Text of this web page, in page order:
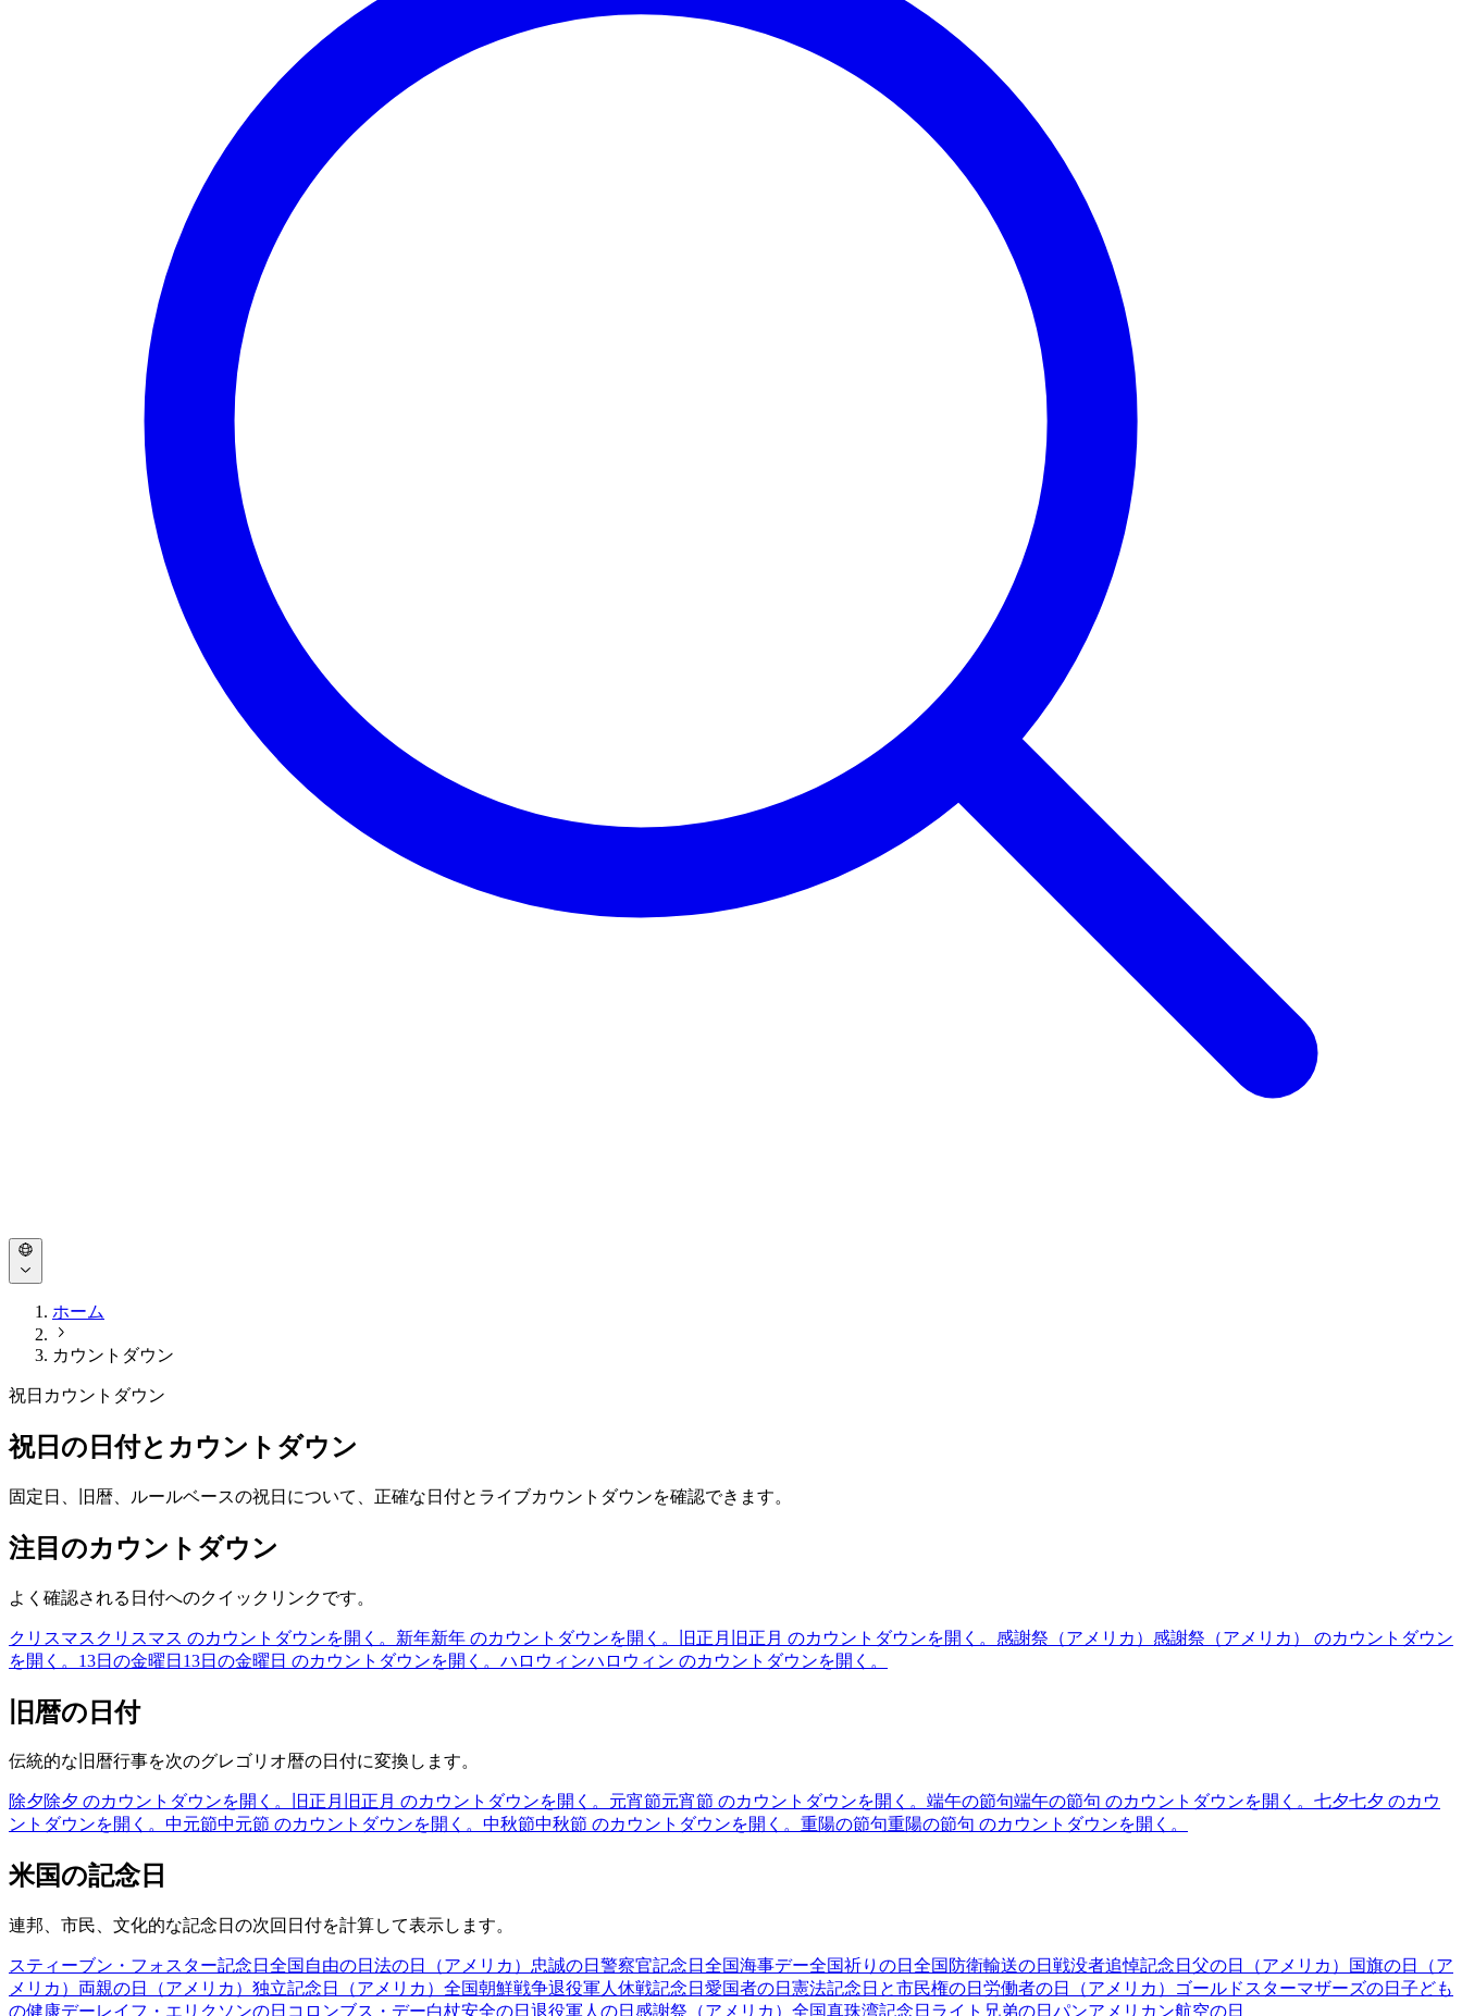
ホーム
カウントダウン
祝日カウントダウン
祝日の日付とカウントダウン
固定日、旧暦、ルールベースの祝日について、正確な日付とライブカウントダウンを確認できます。
注目のカウントダウン
よく確認される日付へのクイックリンクです。
クリスマス クリスマス のカウントダウンを開く。 新年新年 のカウントダウンを開く。 旧正月 旧正月 のカウントダウンを開く。 感謝祭（アメリカ） 感謝祭（アメリカ） のカウントダウン
を開く。 13日の金曜日 13日の金曜日 のカウントダウンを開く。 ハロウィンハロウィン のカウントダウンを開く。
旧暦の日付
伝統的な旧暦行事を次のグレゴリオ暦の日付に変換します。
除夕除夕 のカウントダウンを開く。 旧正月 旧正月 のカウントダウンを開く。 元宵節元宵節 のカウントダウンを開く。 端午の節句端午の節句 のカウントダウンを開く。 七夕七夕 のカウ
ントダウンを開く。 中元節中元節 のカウントダウンを開く。 中秋節中秋節 のカウントダウンを開く。 重陽の節句重陽の節句 のカウントダウンを開く。
米国の記念日
連邦、市民、文化的な記念日の次回日付を計算して表示します。
スティーブン・フォスター記念日 全国自由の日 法の日（アメリカ） 忠誠の日 警察官記念日 全国海事デー全国祈りの日 全国防衛輸送の日 戦没者追悼記念日 父の日（アメリカ）
国旗の日（ア
メリカ） 両親の日（アメリカ） 独立記念日（アメリカ） 全国朝鮮戦争退役軍人休戦記念日 愛国者の日 憲法記念日と市民権の日 労働者の日（アメリカ） ゴールドスターマザーズの日 子ども
の健康デーレイフ・エリクソンの日 コロンブス・デー白杖安全の日 退役軍人の日 感謝祭（アメリカ） 全国真珠湾記念日 ライト兄弟の日 パンアメリカン航空の日